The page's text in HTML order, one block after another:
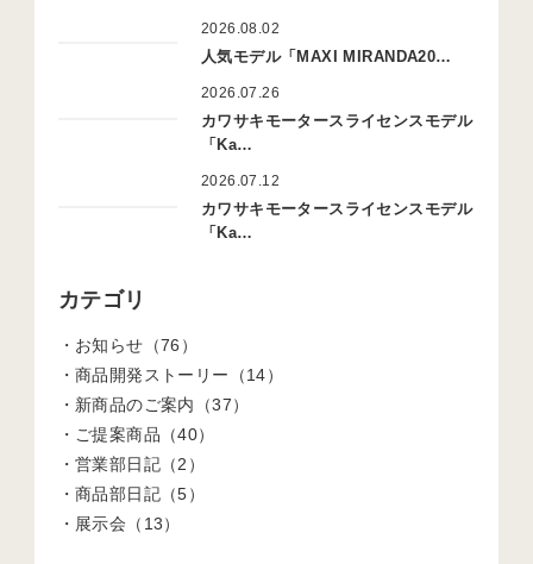
2026.08.02
人気モデル「MAXI MIRANDA20…
2026.07.26
カワサキモータースライセンスモデル
「Ka…
2026.07.12
カワサキモータースライセンスモデル
「Ka…
カテゴリ
お知らせ（76）
商品開発ストーリー（14）
新商品のご案内（37）
ご提案商品（40）
営業部日記（2）
商品部日記（5）
展示会（13）